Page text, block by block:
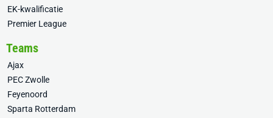
EK-kwalificatie
Premier League
Teams
Ajax
PEC Zwolle
Feyenoord
Sparta Rotterdam